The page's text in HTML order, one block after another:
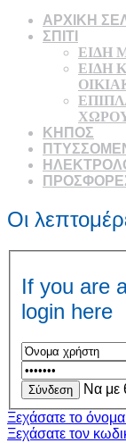
ΑΡΧΙΚΗ
ΣΠΙΤΙ
ΕΙΔΗ
ΕΙΔΗ
ΚΗΠΟΣ
Οι
If you are
login here
Να με
Ξεχάσατε το
Ξεχάσατε τον